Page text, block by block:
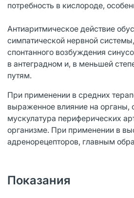
потребность в кислороде,
Антиаритмическое действие
симпатической нервной
спонтанного возбуждения
в антеградном и, в меньшей
путям.
При применении в средних
выраженное влияние на
мускулатура периферических
организме. При применении в
адренорецепторов, главным
Показания